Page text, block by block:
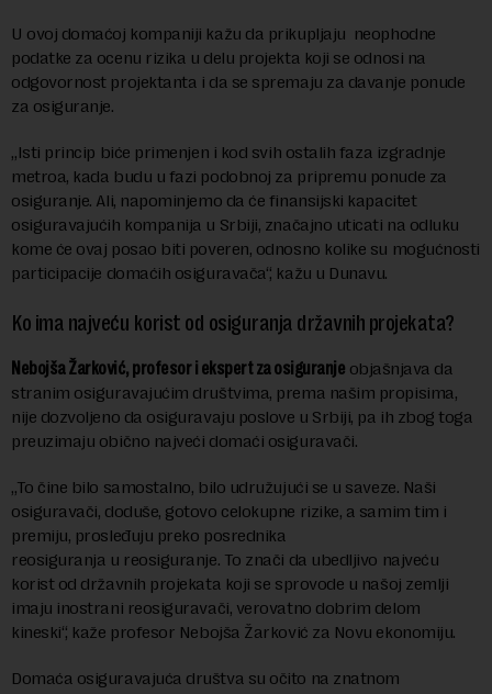
U ovoj domaćoj kompaniji kažu da prikupljaju neophodne
podatke za ocenu rizika u delu projekta koji se odnosi na
odgovornost projektanta i da se spremaju za davanje ponude
za osiguranje.
„Isti princip biće primenjen i kod svih ostalih faza izgradnje
metroa, kada budu u fazi podobnoj za pripremu ponude za
osiguranje. Ali, napominjemo da će finansijski kapacitet
osiguravajućih kompanija u Srbiji, značajno uticati na odluku
kome će ovaj posao biti poveren, odnosno kolike su mogućnosti
participacije domaćih osiguravača“, kažu u Dunavu.
Ko ima najveću korist od osiguranja državnih projekata?
Nebojša Žarković, profesor i ekspert za osiguranje objašnjava da
stranim osiguravajućim društvima, prema našim propisima,
nije dozvoljeno da osiguravaju poslove u Srbiji, pa ih zbog toga
preuzimaju obično najveći domaći osiguravači.
„To čine bilo samostalno, bilo udružujući se u saveze. Naši
osiguravači, doduše, gotovo celokupne rizike, a samim tim i
premiju, prosleđuju preko posrednika
reosiguranja u reosiguranje. To znači da ubedljivo najveću
korist od državnih projekata koji se sprovode u našoj zemlji
imaju inostrani reosiguravači, verovatno dobrim delom
kineski“, kaže profesor Nebojša Žarković za Novu ekonomiju.
Domaća osiguravajuća društva su očito na znatnom